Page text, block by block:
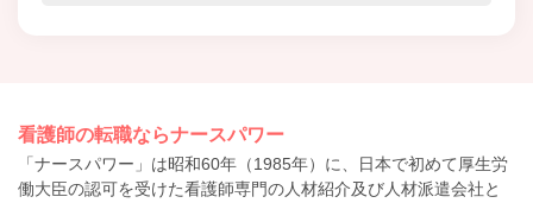
看護師の転職ならナースパワー
「ナースパワー」は昭和60年（1985年）に、日本で初めて厚生労
働大臣の認可を受けた看護師専門の人材紹介及び人材派遣会社と